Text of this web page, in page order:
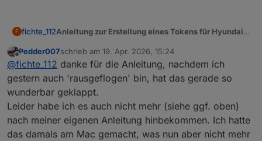
F fichte_112Anleitung zur Erstellung eines Tokens für Hyundai
Python Releases for Windowsinstallieren.
Google Chromeinstallieren
In der Konsole folgenden Befehl ausführen. (oder
den Adapter Bluelink löschen)
Im Iobroker den Reiter Adapter anklicken. Dan den
Expertenmodus aktivieren und die Katze anklicken.
Offline
Pedder007schrieb am 19. Apr. 2026, 15:24
zuletzt editiert von
@fichte_112 danke für die Anleitung, nachdem ich
gestern auch 'rausgeflogen' bin, hat das gerade so
wunderbar geklappt.
Leider habe ich es auch nicht mehr (siehe ggf. oben)
nach meiner eigenen Anleitung hinbekommen. Ich hatte
das damals am Mac gemacht, was nun aber nicht mehr